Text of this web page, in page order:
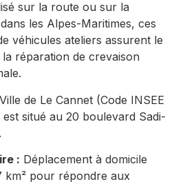
sur la route ou sur la
les Alpes-Maritimes, ces
véhicules ateliers assurent le
la réparation de crevaison
Ville de Le Cannet (Code INSEE
est situé au 20 boulevard Sadi-
: Déplacement à domicile
km² pour répondre aux